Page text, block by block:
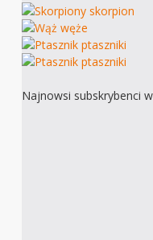
Najnowsi subskrybenci